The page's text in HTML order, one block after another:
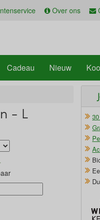
Over ons
Cadeau Nieuw
- L